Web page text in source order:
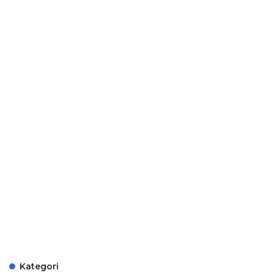
Kategori